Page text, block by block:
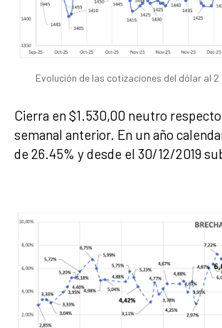
Evolución de las cotizaciones del dólar al 2
Cierra en $1.530,00 neutro
semanal anterior. En un año
de 26.45% y desde el 30/12/2019